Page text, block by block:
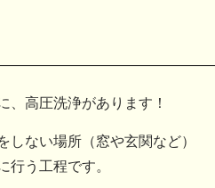
、高圧洗浄があります！
しない場所（窓や玄関など）
行う工程です。